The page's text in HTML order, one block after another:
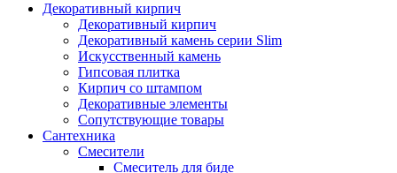
Декоративный кирпич
Декоративный кирпич
Декоративный камень серии Slim
Искусственный камень
Гипсовая плитка
Кирпич со штампом
Декоративные элементы
Сопутствующие товары
Сантехника
Смесители
Смеситель для биде